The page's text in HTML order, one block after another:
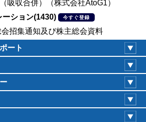
吸収合併）（株式会社AtoG1）
ーション(1430)
今すぐ登録
招集通知及び株主総会資料
ート